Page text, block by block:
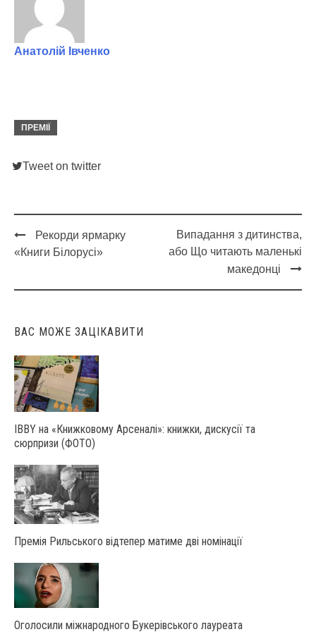
Анатолій Івченко
ПРЕМІЇ
Tweet on twitter
Post
Рекорди ярмарку
«Книги Білорусі»
Випадання з дитинства,
або Що читають маленькі
македонці
ВАС МОЖЕ ЗАЦІКАВИТИ
IBBY на «Книжковому Арсеналі»: книжки, дискусії та
сюрпризи (ФОТО)
Премія Рильського відтепер матиме дві номінації
Оголосили міжнародного Букерівського лауреата